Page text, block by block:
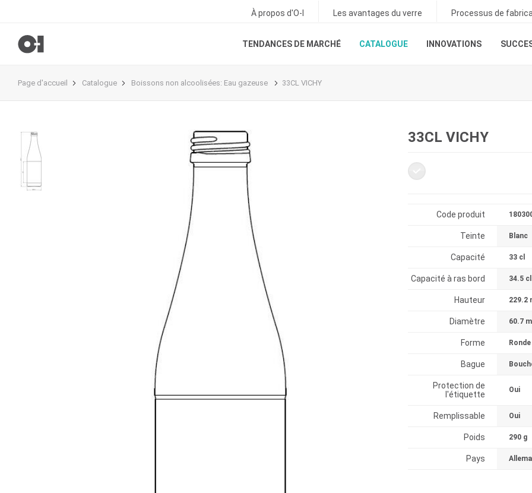
À propos d'O-I Les avantages du verre Processus de
TENDANCES DE MARCHÉ CATALOGUE INNOVATIONS
Page d'accueil Catalogue Boissons non alcoolisées: Eau gazeuse 33CL VICHY
33CL VICHY
Code produit
Teinte Blanc
Capacité 33 cl
Capacité à ras bord 34.5 cl
Hauteur 229.2
Diamètre 60.7
Forme Ronde
Bague
Protection de
l'étiquette
Oui
Remplissable Oui
Poids 290 g
Pays